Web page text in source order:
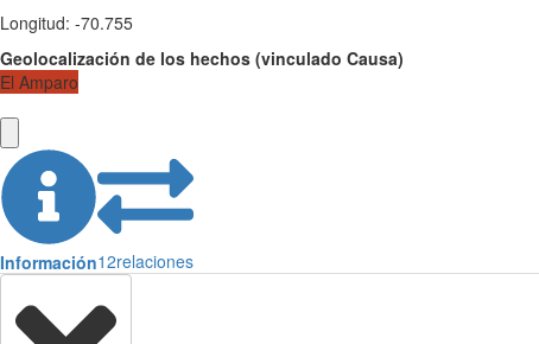
Longitud: -70.755
Geolocalización de los hechos (vinculado Causa)
El Amparo
Información12relaciones